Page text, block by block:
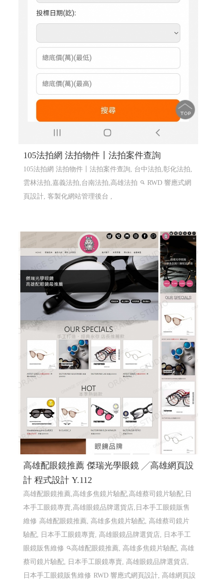
105法拍網 法拍物件〡法拍案件查詢
105法拍網 法拍物件〡法拍案件查詢, 台中法拍,彰化法拍,
雲林法拍,嘉義法拍,台南法拍,高雄法拍
RWD 響應式網
頁設計, 客製化網站管理後台 ,
高雄配眼鏡推薦 傑瑞光學眼鏡 ╱高雄網頁設
計 程式設計 Y.112
高雄配眼鏡推薦,高雄多焦鏡片驗配,高雄蔡司鏡片驗配,日
本手工眼鏡專賣,高雄眼鏡品牌選貨店,日本手工眼鏡販售
維修 高雄配眼鏡推薦, 高雄多焦鏡片驗配, 高雄蔡司鏡片
驗配, 日本手工眼鏡專賣, 高雄眼鏡品牌選貨店, 日本手工
眼鏡販售維修
高雄配眼鏡推薦, 高雄多焦鏡片驗配, 高雄
蔡司鏡片驗配, 日本手工眼鏡專賣, 高雄眼鏡品牌選貨店,
日本手工眼鏡販售維修 RWD 響應式網頁設計, 高雄網頁設